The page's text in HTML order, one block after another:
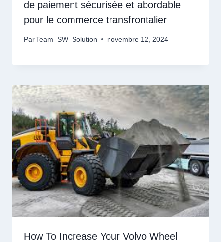
de paiement sécurisée et abordable
pour le commerce transfrontalier
Par Team_SW_Solution novembre 12, 2024
How To Increase Your Volvo Wheel